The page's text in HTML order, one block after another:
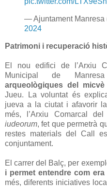
— Ajuntament Manresa
2024
Patrimoni i recuperació
El nou edifici de l’Arxiu
Municipal de
arqueològiques del micvè
Jueu. La voluntat és
jueva a la ciutat i afavorir
més, l’Arxiu Comarcal
iudeorum, fet que permetrà
restes materials del Call
conjuntament.
El carrer del Balç, per
i permet entendre com
més, diferents iniciatives